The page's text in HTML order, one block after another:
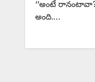
‘‘అంటే
అంది.…